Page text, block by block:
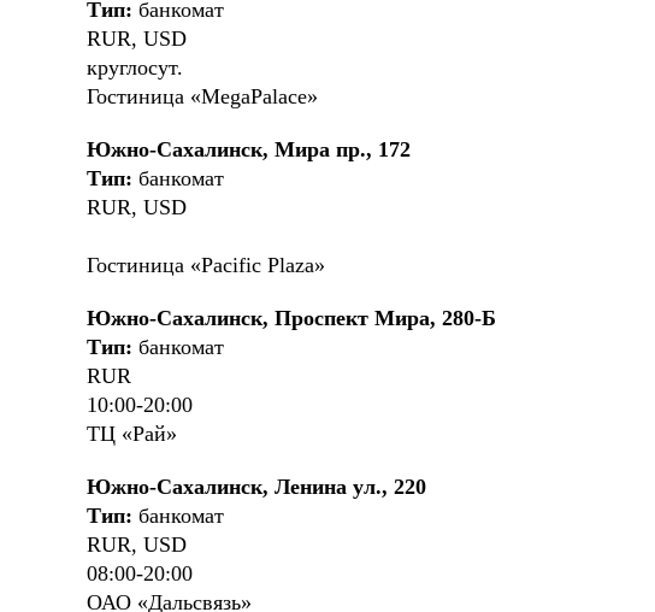
Тип: банкомат
RUR, USD
круглосут.
Гостиница «MegaPalace»
Южно-Сахалинск, Мира пр., 172
Тип: банкомат
RUR, USD
Гостиница «Pacific Plaza»
Южно-Сахалинск, Проспект Мира, 280-Б
Тип: банкомат
RUR
10:00-20:00
ТЦ «Рай»
Южно-Сахалинск, Ленина ул., 220
Тип: банкомат
RUR, USD
08:00-20:00
ОАО «Дальсвязь»